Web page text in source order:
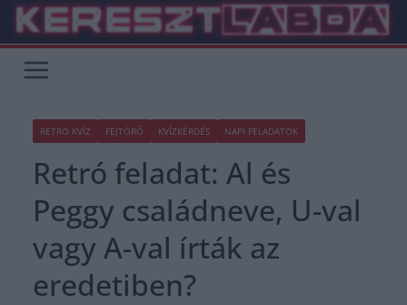
Skip
content
RETRO KVÍZ FEJTÖRŐ KVÍZKÉRDÉS NAPI FELADATOK
Retró feladat: Al és
Peggy családneve, U-val
vagy A-val írták az
eredetiben?